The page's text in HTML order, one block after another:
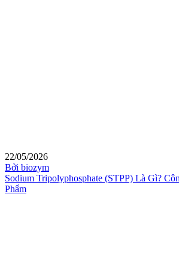
22/05/2026
Bởi biozym
Sodium Tripolyphosphate (STPP) Là Gì?
Phẩm